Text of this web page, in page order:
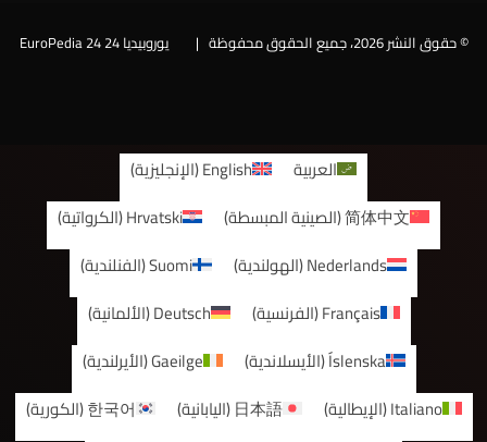
© حقوق النشر 2026، جميع الحقوق محفوظة | يوروبيديا 24 EuroPedia 24
العربية English
(الإنجليزية)
简体中文
(الصينية المبسطة)
Hrvatski
(الكرواتية)
Nederlands
(الهولندية)
Suomi
(الفنلندية)
Français
(الفرنسية)
Deutsch
(الألمانية)
Íslenska
(الأيسلاندية)
Gaeilge
(الأيرلندية)
Italiano
(الإيطالية)
日本語
(اليابانية)
한국어
(الكورية)